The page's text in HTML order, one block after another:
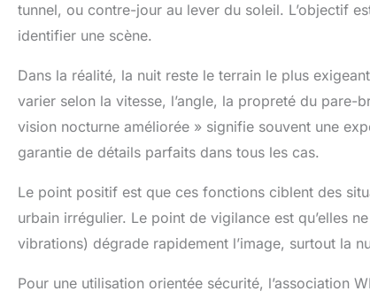
tunnel, ou contre-jour au lever du soleil. L’objectif
identifier une scène.
Dans la réalité, la nuit reste le terrain le plus
varier selon la vitesse, l’angle, la propreté du pare-
vision nocturne améliorée » signifie souvent une
garantie de détails parfaits dans tous les cas.
Le point positif est que ces fonctions ciblent des
urbain irrégulier. Le point de vigilance est qu’elles
vibrations) dégrade rapidement l’image, surtout la
Pour une utilisation orientée sécurité, l’association